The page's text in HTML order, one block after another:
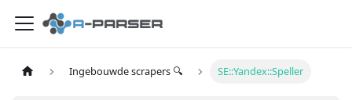
Ingebouwde scrapers 🔍 SE::Yandex::Speller